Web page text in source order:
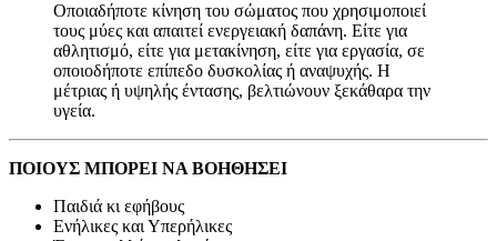
Οποιαδήποτε κίνηση του σώματος που χρησιμοποιεί
τους μύες και απαιτεί ενεργειακή δαπάνη. Είτε για
αθλητισμό, είτε για μετακίνηση, είτε για εργασία, σε
οποιοδήποτε επίπεδο δυσκολίας ή αναψυχής. Η
μέτριας ή υψηλής έντασης, βελτιώνουν ξεκάθαρα την
υγεία.
ΠΟΙΟΥΣ ΜΠΟΡΕΙ ΝΑ ΒΟΗΘΗΣΕΙ
Παιδιά κι εφήβους
Ενήλικες και Υπερήλικες